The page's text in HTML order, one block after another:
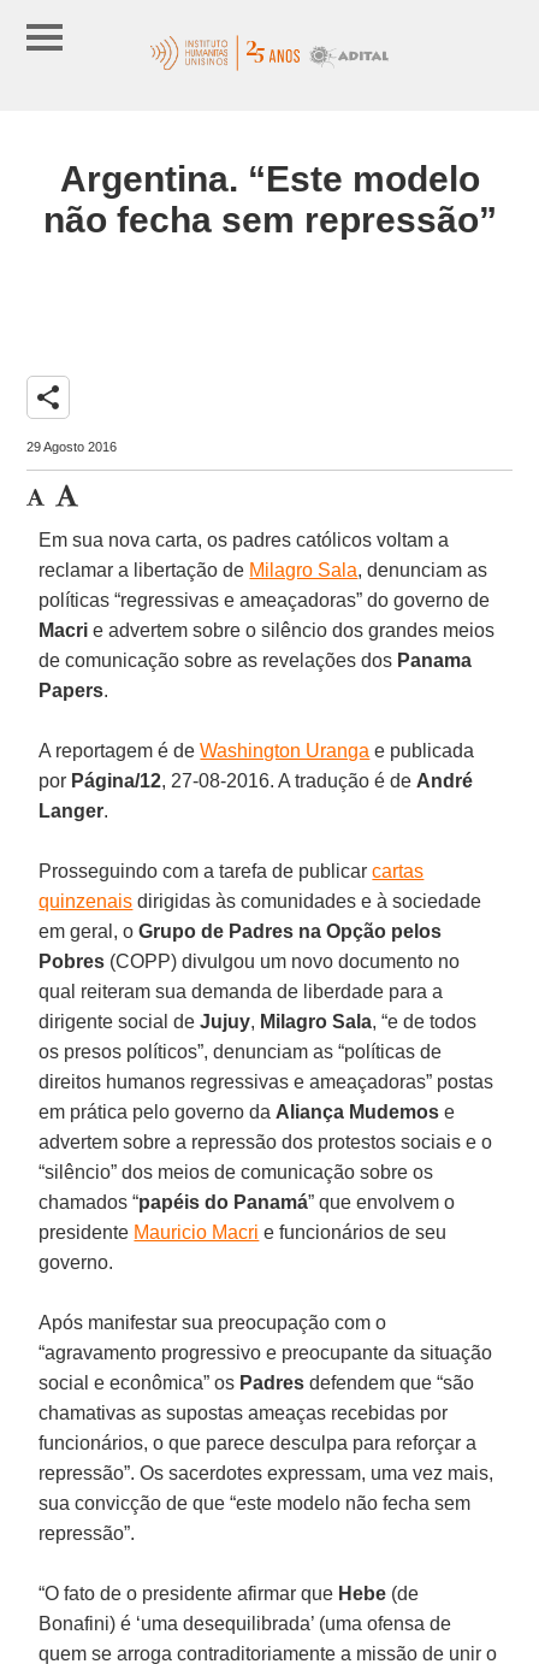
Argentina. “Este modelo
não fecha sem repressão”
share
29 Agosto 2016
Em sua nova carta, os padres católicos voltam a
reclamar a libertação de Milagro Sala, denunciam as
políticas “regressivas e ameaçadoras” do governo de
Macri e advertem sobre o silêncio dos grandes meios
de comunicação sobre as revelações dos Panama
Papers.
A reportagem é deWashington Uranga e publicada
por Página/12, 27-08-2016. A tradução é de André
Langer.
Prosseguindo com a tarefa de publicarcartas
quinzenais dirigidas às comunidades e à sociedade
em geral, oGrupo de Padres na Opção pelos
Pobres (COPP) divulgou um novo documento no
qual reiteram sua demanda de liberdade para a
dirigente social deJujuy, Milagro Sala, “e de todos
os presos políticos”, denunciam as “políticas de
direitos humanos regressivas e ameaçadoras” postas
em prática pelo governo da Aliança Mudemos e
advertem sobre a repressão dos protestos sociais e o
“silêncio” dos meios de comunicação sobre os
chamados “papéis do Panamá” que envolvem o
presidente Mauricio Macri e funcionários de seu
governo.
Após manifestar sua preocupação com o
“agravamento progressivo e preocupante da situação
social e econômica” os Padres defendem que “são
chamativas as supostas ameaças recebidas por
funcionários, o que parece desculpa para reforçar a
repressão”. Os sacerdotes expressam, uma vez mais,
sua convicção de que “este modelo não fecha sem
repressão”.
“O fato de o presidente afirmar que Hebe (de
Bonafini) é ‘uma desequilibrada’ (uma ofensa de
quem se arroga contraditoriamente a missão de unir o